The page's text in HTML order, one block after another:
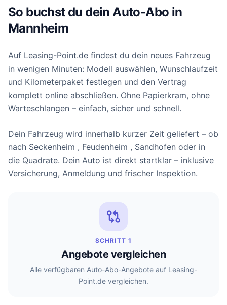
So buchst du dein Auto-Abo in
Mannheim
Auf Leasing-Point.de findest du dein neues Fahrzeug
in wenigen Minuten: Modell auswählen, Wunschlaufzeit
und Kilometerpaket festlegen und den Vertrag
komplett online abschließen. Ohne Papierkram, ohne
Warteschlangen – einfach, sicher und schnell.
Dein Fahrzeug wird innerhalb kurzer Zeit geliefert – ob
nach Seckenheim , Feudenheim , Sandhofen oder in
die Quadrate. Dein Auto ist direkt startklar – inklusive
Versicherung, Anmeldung und frischer Inspektion.
SCHRITT 1
Angebote vergleichen
Alle verfügbaren Auto-Abo-Angebote auf Leasing-
Point.de vergleichen.